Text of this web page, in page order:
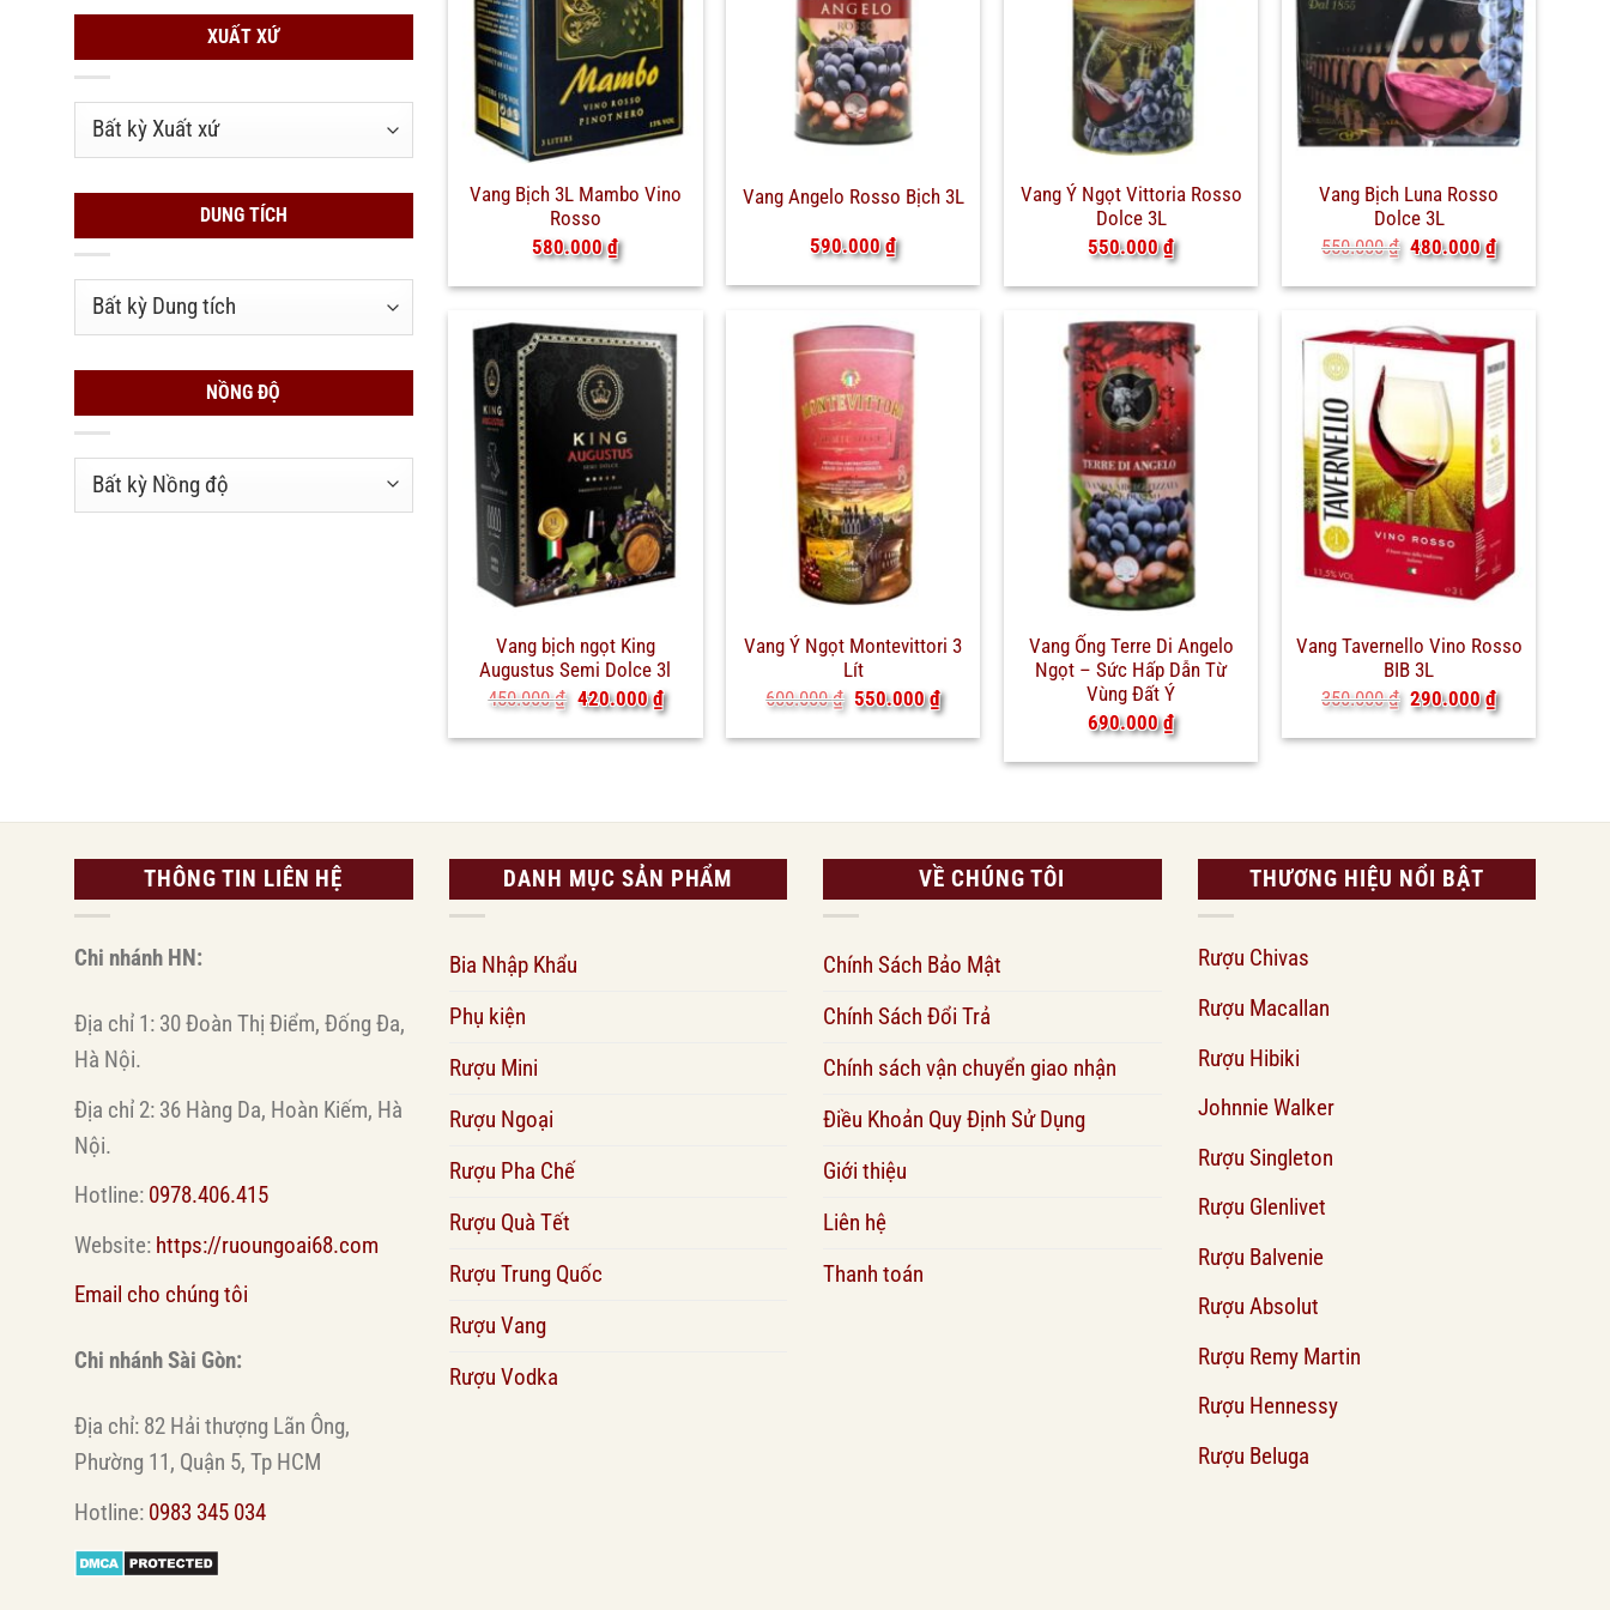
XUẤT XỨ
DUNG TÍCH
NỒNG ĐỘ
Vang Bịch 3L Mambo Vino
Rosso
580.000₫
Vang Angelo Rosso Bịch 3L
590.000₫
Vang Ý Ngọt Vittoria Rosso
Dolce 3L
550.000₫
Vang Bịch Luna Rosso
Dolce 3L
550.000₫ Giá
gốc
là:
480.000₫Giá
hiện
tại
Vang bịch ngọt King
Augustus Semi Dolce 3l
450.000₫ Giá
gốc
là:
420.000₫Giá
hiện
tại
Vang Ý Ngọt Montevittori 3
Lít
600.000₫ Giá
gốc
là:
550.000₫Giá
hiện
tại
Vang Ống Terre Di Angelo
Ngọt – Sức Hấp Dẫn Từ
Vùng Đất Ý
690.000₫
Vang Tavernello Vino Rosso
BIB 3L
350.000₫ Giá
gốc
là:
290.000₫Giá
hiện
tại
THÔNG TIN LIÊN HỆ
Chi nhánh HN:
Địa chỉ 1: 30 Đoàn Thị Điểm, Đống Đa,
Hà Nội.
Địa chỉ 2: 36 Hàng Da, Hoàn Kiếm, Hà
Nội.
Hotline: 0978.406.415
Website: https://ruoungoai68.com
Email cho chúng tôi
Chi nhánh Sài Gòn:
Địa chỉ: 82 Hải thượng Lãn Ông,
Phường 11, Quận 5, Tp HCM
Hotline: 0983 345 034
DANH MỤC SẢN PHẨM
Bia Nhập Khẩu
Phụ kiện
Rượu Mini
Rượu Ngoại
Rượu Pha Chế
Rượu Quà Tết
Rượu Trung Quốc
Rượu Vang
Rượu Vodka
VỀ CHÚNG TÔI
Chính Sách Bảo Mật
Chính Sách Đổi Trả
Chính sách vận chuyển giao nhận
Điều Khoản Quy Định Sử Dụng
Giới thiệu
Liên hệ
Thanh toán
THƯƠNG HIỆU NỔI BẬT
Rượu Chivas
Rượu Macallan
Rượu Hibiki
Johnnie Walker
Rượu Singleton
Rượu Glenlivet
Rượu Balvenie
Rượu Absolut
Rượu Remy Martin
Rượu Hennessy
Rượu Beluga